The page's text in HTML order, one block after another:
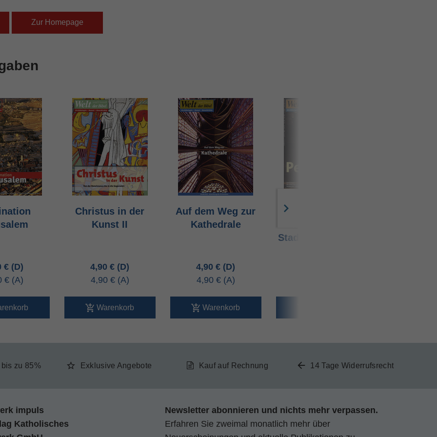
Zur Homepage
€
€
Christus in der
Kunst II
4,90 €
4,90 €
Warenkorb
Auf dem Weg zur
Kathedrale
4,90 €
4,90 €
Warenkorb
Stadt der Nabatäer
zu 85% Exklusive Angebote Kauf auf Rechnung 14 Tage Widerrufsrecht
impuls
Katholisches
Newsletter abonnieren und nichts mehr verpassen.
Erfahren Sie zweimal monatlich mehr über